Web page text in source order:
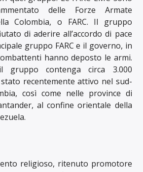
delle Forze Armate
Colombia, o FARC. Il gruppo
di aderire all’accordo di pace
gruppo FARC e il governo, in
hanno deposto le armi.
contenga circa 3.000
recentemente attivo nel sud-
così come nelle province di
al confine orientale della
religioso, ritenuto promotore